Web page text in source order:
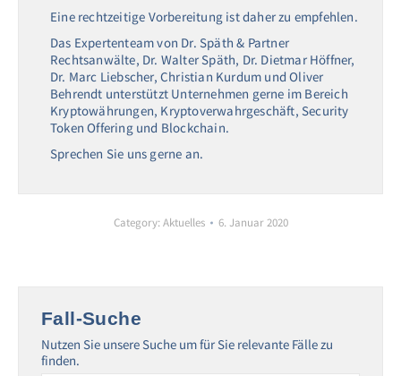
Eine rechtzeitige Vorbereitung ist daher zu empfehlen.
Das Expertenteam von Dr. Späth & Partner
Rechtsanwälte, Dr. Walter Späth, Dr. Dietmar Höffner,
Dr. Marc Liebscher, Christian Kurdum und Oliver
Behrendt unterstützt Unternehmen gerne im Bereich
Kryptowährungen, Kryptoverwahrgeschäft, Security
Token Offering und Blockchain.
Sprechen Sie uns gerne an.
Category:Aktuelles 6. Januar 2020
Fall-Suche
Nutzen Sie unsere Suche um für Sie relevante Fälle zu
finden.